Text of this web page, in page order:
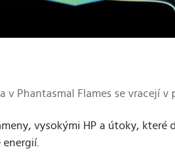
Phantasmal Flames se vracejí v
vysokými HP a útoky, které